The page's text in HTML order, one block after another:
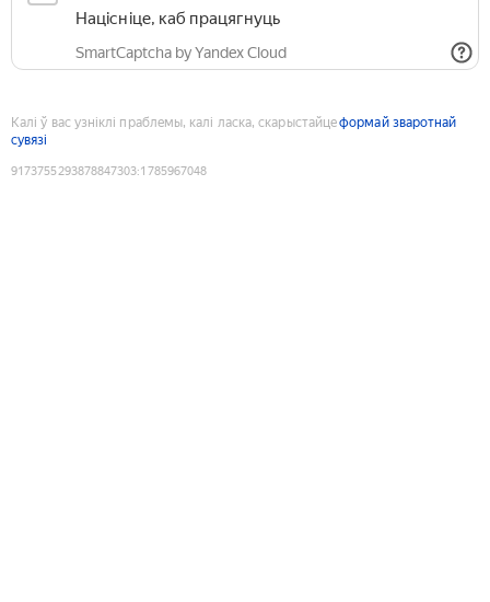
Націсніце, каб працягнуць
SmartCaptcha by Yandex Cloud
Калі ў вас узніклі праблемы, калі ласка, скарыстайцеформай зваротнай
сувязі
9173755293878847303:1785967048